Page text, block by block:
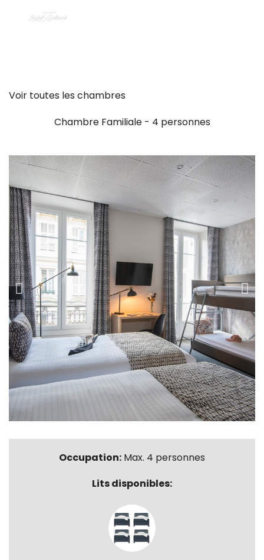
Voir toutes les chambres
Chambre Familiale - 4 personnes
Occupation: Max. 4 personnes
Lits disponibles: